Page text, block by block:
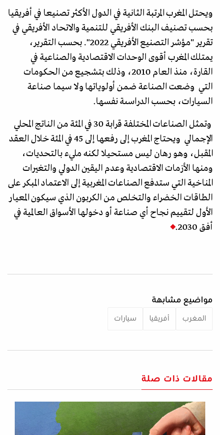
ويحتل المغرب المرتبة الثانية في الدول الأكثر تصنيعا في أفريقيا
بحسب تصنيف البنك الأفريقي للتنمية والاتحاد الأفريقي في
تقرير "مؤشر التصنيع الأفريقي 2022". بحسب التقرير،
يمتلك المغرب أقوى الوحدات الاقتصادية والصناعية في
القارة، منذ العام 2010، وذلك بتشجيع من الحكومات
التي وضعت الصناعة ضمن أولوياتها ولا سيما صناعة
السيارات، بحسب الدراسىة نفسها.
وتمثل الصناعات المختلفة قرابة 30 في المئة من الناتج المحلي
الإجمالي ويحتاج المغرب إلى رفعها إلى 45 في المئة خلال العقد
المقبل، وهو رهان ليس مستحيلا لكنه مليء بالتحديات،
ومنها الأزمات الاقتصادية وعدم اليقين الدولي والتغيرات
المناخية التي ستدفع الصناعات المغربية إلى الاعتماد المبكر على
الطاقات الخضراء والتخلص من الكربون الذي سيكون المعيار
الأول لتقييم نجاح أي صناعة أو دخولها الأسواق العالمية في
أفق 2030.
مواضيع مشابهة
المغرب أفريقيا سيارات
مقالات ذات صلة